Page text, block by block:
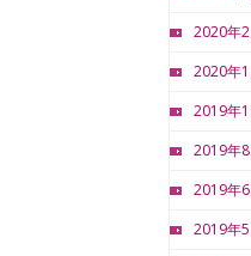
2020年2
2020年1
2019年
2019年8
2019年6
2019年5